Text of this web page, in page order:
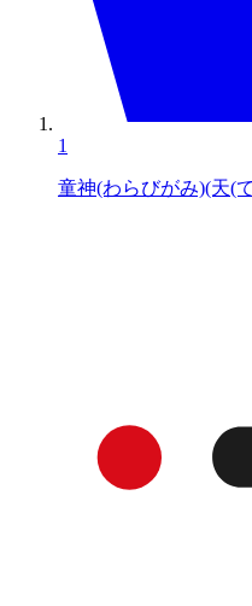
1
童神(わらびがみ)(天(